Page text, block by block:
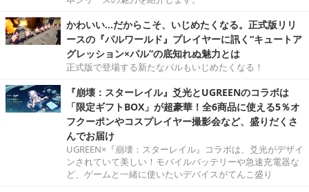
かわいい…だからこそ、いじめたくなる。正式版リリ
ースの『パルワールド』プレイヤーに訊く“キュートア
グレッション×パル”の底知れぬ魅力とは
正式版で登場する新たなパルもいじめたくなる！
『崩壊：スターレイル』爻光とUGREENのコラボは
「限定ギフトBOX」が超豪華！全6商品に使える5％オ
フクーポンやコスプレイヤー撮影会など、盛りだくさ
んでお届け
UGREEN×『崩壊：スターレイル』コラボは、爻光がデザイ
ンされていて美しい！モバイルバッテリーや急速充電器な
ど、ゲームと一緒に使いたいデバイスがてんこ盛り